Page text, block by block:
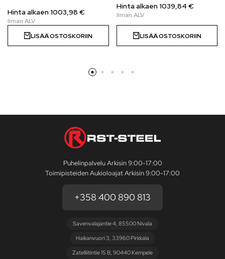
Hinta alkaen1003,98 €
LISÄÄ OSTOSKORIIN
Hinta alkaen1039,84 €
LISÄÄ OSTOSKORIIN
Puhelinpalvelu Arkisin 9:00-17:00
Toimipisteiden Aukioloajat Arkisin 9:00-17:00
+358 400 890 813
Savenvalajantie 4, 85500 Nivala
Haikanvuori 3, 33960 Pirkkala
Zatelliitintie 15 B, 90440 Kempele